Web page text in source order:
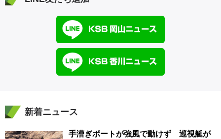
新着ニュース
手漕ぎボートが強風で動けず 巡視艇が